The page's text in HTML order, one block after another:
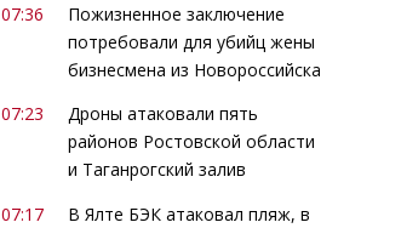
07:36
Пожизненное заключение
потребовали для убийц жены
бизнесмена из Новороссийска
07:23
Дроны атаковали пять
районов Ростовской области
и Таганрогский залив
07:17
В Ялте БЭК атаковал пляж, в